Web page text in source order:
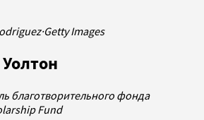
·Getty Images
благотворительного фонда
Fund